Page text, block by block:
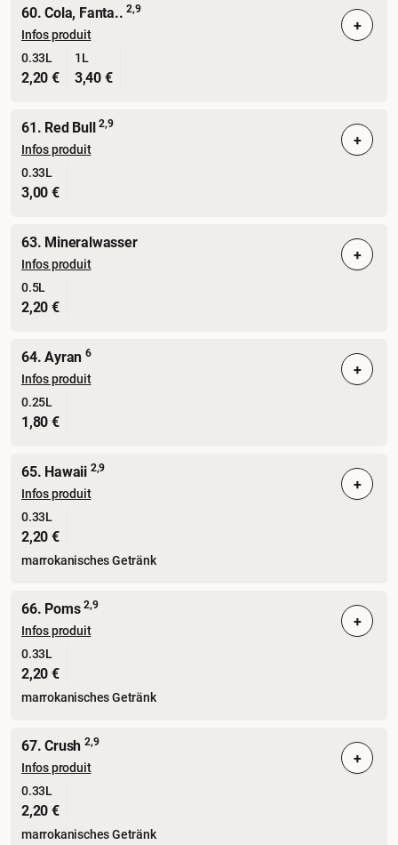
60. Cola, Fanta..2,9
Infos produit
0.33L
2,20 €
1L
3,40 €
+
61. Red Bull2,9
Infos produit
0.33L
3,00 €
+
63. Mineralwasser
Infos produit
0.5L
2,20 €
+
64. Ayran 6
Infos produit
0.25L
1,80 €
+
65. Hawaii 2,9
Infos produit
0.33L
2,20 €
marrokanisches Getränk
+
66. Poms2,9
Infos produit
0.33L
2,20 €
marrokanisches Getränk
+
67. Crush 2,9
Infos produit
0.33L
2,20 €
marrokanisches Getränk
+